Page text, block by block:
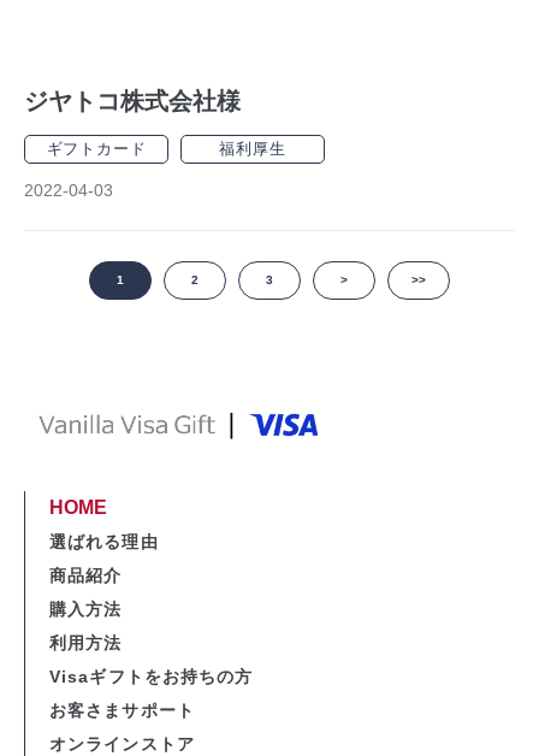
ジヤトコ株式会社様
ギフトカード 福利厚生
2022-04-03
1 2 3 > >>
HOME
選ばれる理由
商品紹介
購入方法
利用方法
Visaギフトをお持ちの方
お客さまサポート
オンラインストア